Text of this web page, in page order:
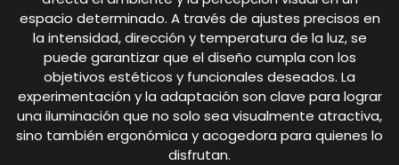
espacio determinado. A través de ajustes precisos en
la intensidad, dirección y temperatura de la luz, se
puede garantizar que el diseño cumpla con los
objetivos estéticos y funcionales deseados. La
experimentación y la adaptación son clave para lograr
una iluminación que no solo sea visualmente atractiva,
sino también ergonómica y acogedora para quienes lo
disfrutan.